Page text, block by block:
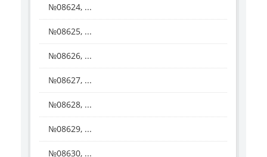
№08624, ...
№08625, ...
№08626, ...
№08627, ...
№08628, ...
№08629, ...
№08630, ...